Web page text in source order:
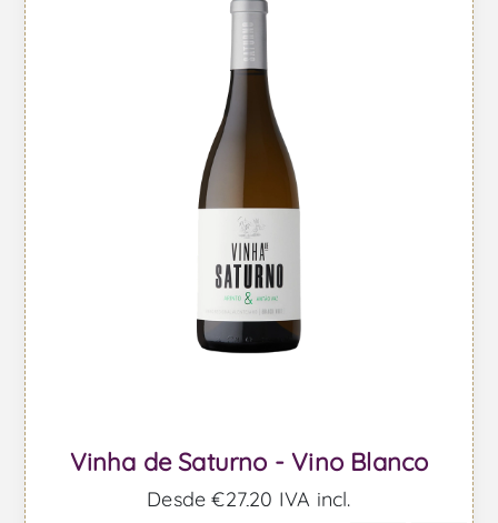
Vinha de Saturno - Vino Blanco
Desde €27,20 IVA incl.